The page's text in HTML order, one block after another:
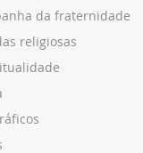
da fraternidade
religiosas